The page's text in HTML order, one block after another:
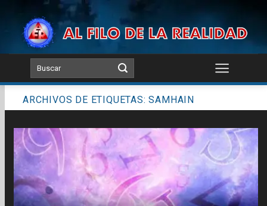
content
ARCHIVOS DE ETIQUETAS:SAMHAIN